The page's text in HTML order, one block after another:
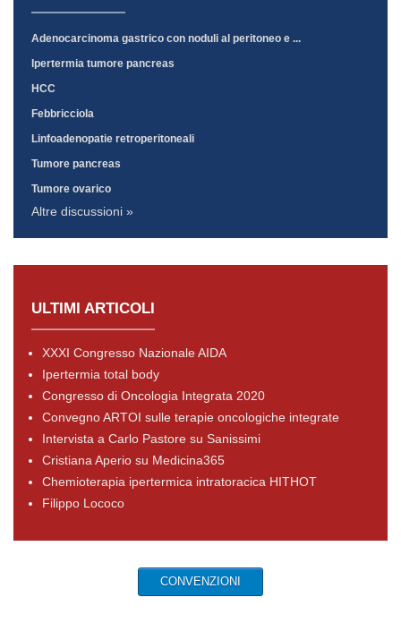
Adenocarcinoma gastrico con noduli al peritoneo e ...
Ipertermia tumore pancreas
HCC
Febbricciola
Linfoadenopatie retroperitoneali
Tumore pancreas
Tumore ovarico
Altre discussioni »
ULTIMI ARTICOLI
XXXI Congresso Nazionale AIDA
Ipertermia total body
Congresso di Oncologia Integrata 2020
Convegno ARTOI sulle terapie oncologiche integrate
Intervista a Carlo Pastore su Sanissimi
Cristiana Aperio su Medicina365
Chemioterapia ipertermica intratoracica HITHOT
Filippo Lococo
CONVENZIONI